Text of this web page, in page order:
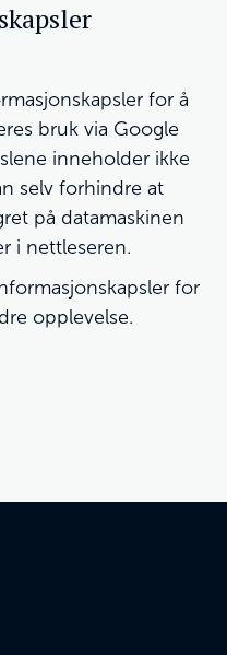
for å
bruk via Google
inneholder ikke
selv forhindre at
på datamaskinen
i nettleseren.
for
opplevelse.